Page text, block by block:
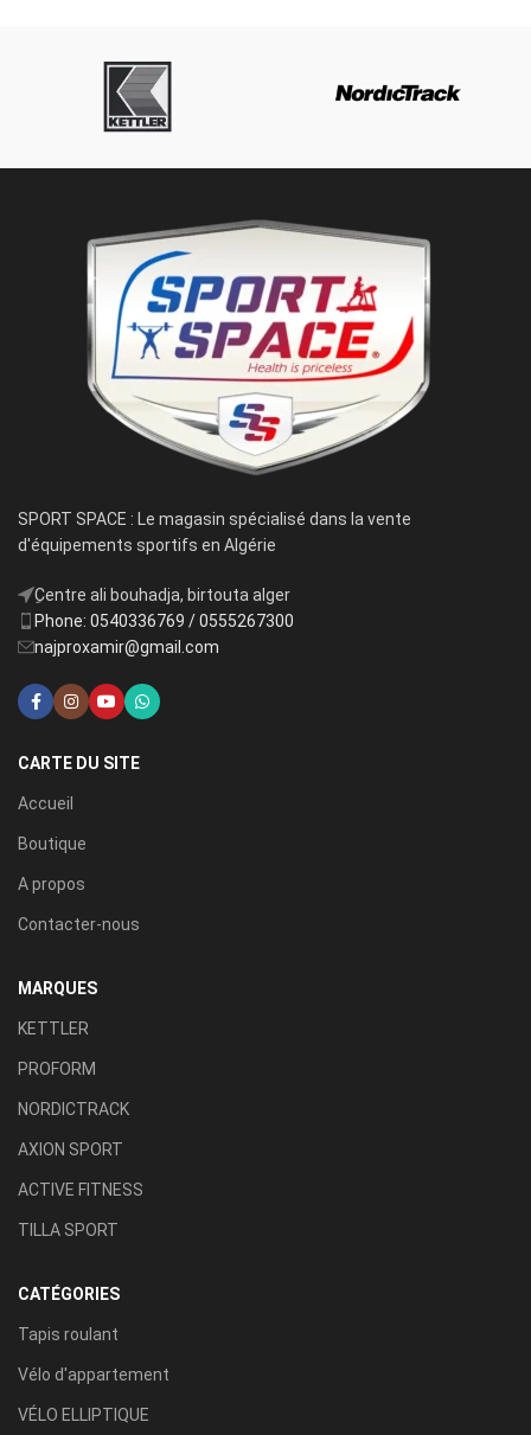
SPORT SPACE : Le magasin spécialisé dans la vente
d'équipements sportifs en Algérie
ِCentre ali bouhadja, birtouta alger
Phone: 0540336769 / 0555267300
najproxamir@gmail.com
CARTE DU SITE
Accueil
Boutique
A propos
Contacter-nous
MARQUES
KETTLER
PROFORM
NORDICTRACK
AXION SPORT
ACTIVE FITNESS
TILLA SPORT
CATÉGORIES
Tapis roulant
Vélo d'appartement
VÉLO ELLIPTIQUE